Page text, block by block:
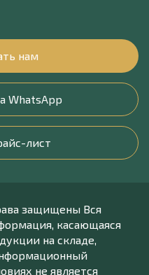
нам
WhatsApp
лист
защищены Вся
касающаяся
на складе,
не является